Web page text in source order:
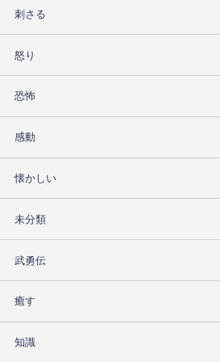
刺さる
怒り
恐怖
感動
懐かしい
未分類
武勇伝
癒す
知識